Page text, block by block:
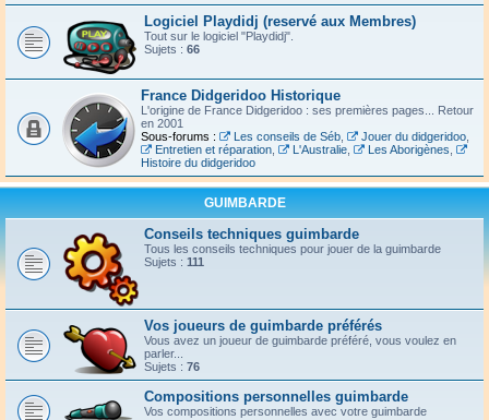
Logiciel Playdidj (reservé aux Membres)
Tout sur le logiciel "Playdidj".
Sujets : 66
France Didgeridoo Historique
L'origine de France Didgeridoo : ses premières pages... Retour
en 2001
Sous-forums :
Les conseils de Séb, Jouer du didgeridoo,
Entretien et réparation, L'Australie, Les Aborigènes
Histoire du didgeridoo
GUIMBARDE
Conseils techniques guimbarde
Tous les conseils techniques pour jouer de la guimbarde
Sujets : 111
Vos joueurs de guimbarde préférés
Vous avez un joueur de guimbarde préféré, vous voulez en
parler...
Sujets : 76
Compositions personnelles guimbarde
Vos compositions personnelles avec votre guimbarde